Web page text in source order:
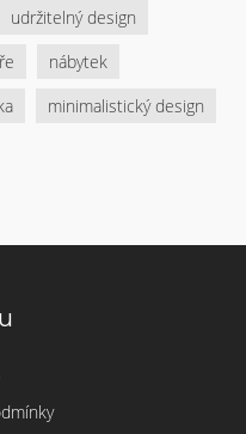
udržitelný design
nábytek
minimalistický design